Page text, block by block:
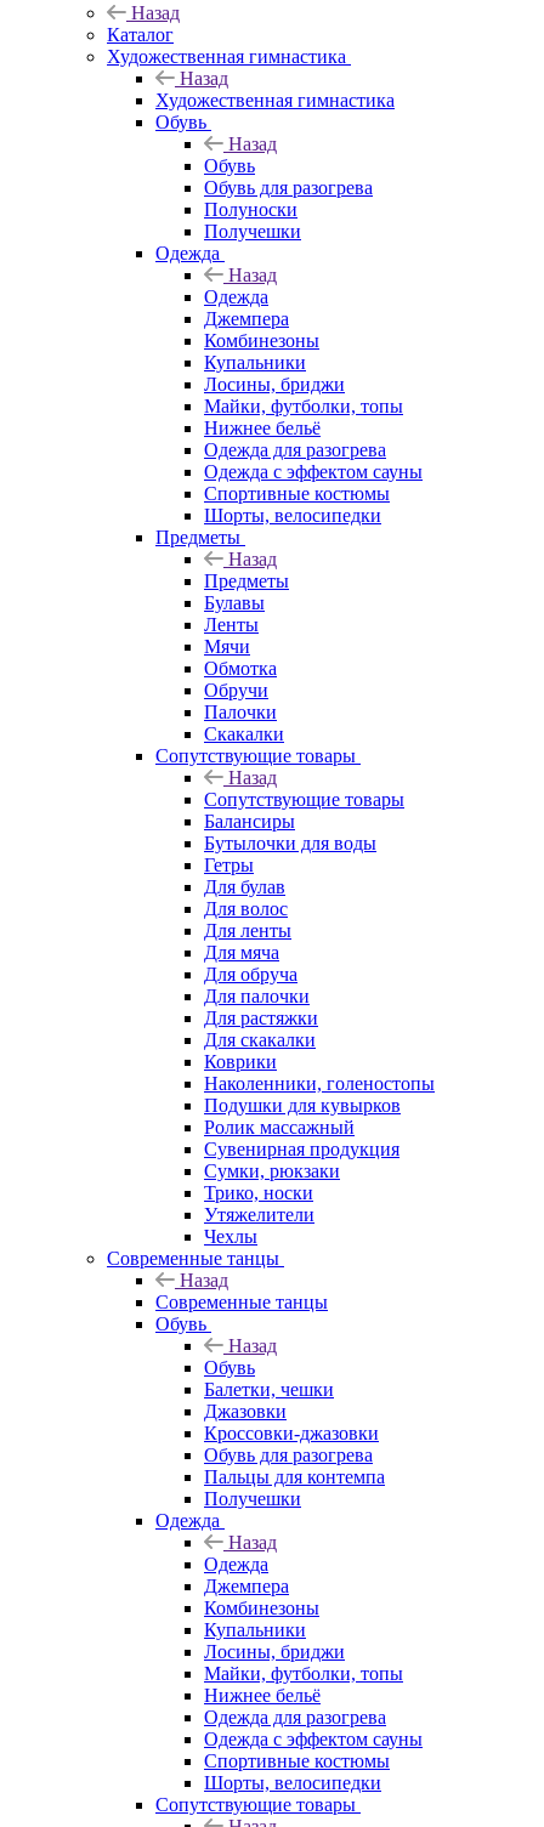
Назад
Каталог
Художественная гимнастика
Назад
Художественная гимнастика
Обувь
Назад
Обувь
Обувь для разогрева
Полуноски
Получешки
Одежда
Назад
Одежда
Джемпера
Комбинезоны
Купальники
Лосины, бриджи
Майки, футболки, топы
Нижнее бельё
Одежда для разогрева
Одежда с эффектом сауны
Спортивные костюмы
Шорты, велосипедки
Предметы
Назад
Предметы
Булавы
Ленты
Мячи
Обмотка
Обручи
Палочки
Скакалки
Сопутствующие товары
Назад
Сопутствующие товары
Балансиры
Бутылочки для воды
Гетры
Для булав
Для волос
Для ленты
Для мяча
Для обруча
Для палочки
Для растяжки
Для скакалки
Коврики
Наколенники, голеностопы
Подушки для кувырков
Ролик массажный
Сувенирная продукция
Сумки, рюкзаки
Трико, носки
Утяжелители
Чехлы
Современные танцы
Назад
Современные танцы
Обувь
Назад
Обувь
Балетки, чешки
Джазовки
Кроссовки-джазовки
Обувь для разогрева
Пальцы для контемпа
Получешки
Одежда
Назад
Одежда
Джемпера
Комбинезоны
Купальники
Лосины, бриджи
Майки, футболки, топы
Нижнее бельё
Одежда для разогрева
Одежда с эффектом сауны
Спортивные костюмы
Шорты, велосипедки
Сопутствующие товары